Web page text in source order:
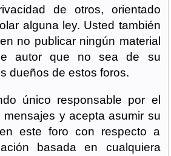
de otros, orientado
alguna ley. Usted también
no publicar ningún material
autor que no sea de su
dueños de estos foros.
único responsable por el
y acepta asumir su
este foro con respecto a
basada en cualquiera